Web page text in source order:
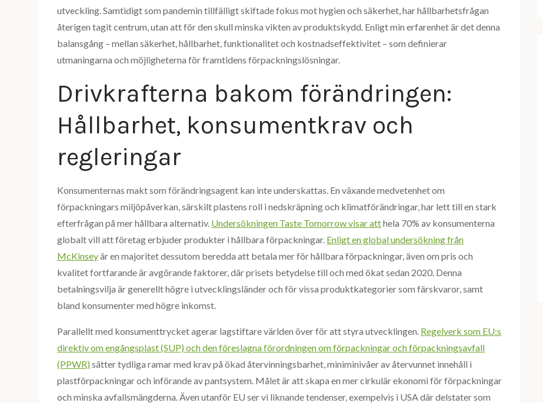
utveckling. Samtidigt som pandemin tillfälligt skiftade fokus mot hygien och säkerhet, har hållbarhetsfrågan
återigen tagit centrum, utan att för den skull minska vikten av produktskydd. Enligt min erfarenhet är det denna
balansgång – mellan säkerhet, hållbarhet, funktionalitet och kostnadseffektivitet – som definierar
utmaningarna och möjligheterna för framtidens förpackningslösningar.
Drivkrafterna bakom förändringen:
Hållbarhet, konsumentkrav och
regleringar
Konsumenternas makt som förändringsagent kan inte underskattas. En växande medvetenhet om
förpackningars miljöpåverkan, särskilt plastens roll i nedskräpning och klimatförändringar, har lett till en stark
efterfrågan på mer hållbara alternativ. Undersökningen Taste Tomorrow visar atthela 70% av konsumenterna
globalt vill att företag erbjuder produkter i hållbara förpackningar. Enligt en global undersökning från
McKinseyär en majoritet dessutom beredda att betala mer för hållbara förpackningar, även om pris och
kvalitet fortfarande är avgörande faktorer, där prisets betydelse till och med ökat sedan 2020. Denna
betalningsvilja är generellt högre i utvecklingsländer och för vissa produktkategorier som färskvaror, samt
bland konsumenter med högre inkomst.
Parallellt med konsumenttrycket agerar lagstiftare världen över för att styra utvecklingen. Regelverk som EU:s
direktiv om engångsplast (SUP) och den föreslagna förordningen om förpackningar och förpackningsavfall
(PPWR) sätter tydliga ramar med krav på ökad återvinningsbarhet, miniminivåer av återvunnet innehåll i
plastförpackningar och införande av pantsystem. Målet är att skapa en mer cirkulär ekonomi för förpackningar
och minska avfallsmängderna. Även utanför EU ser vi liknande tendenser, exempelvis i USA där delstater som